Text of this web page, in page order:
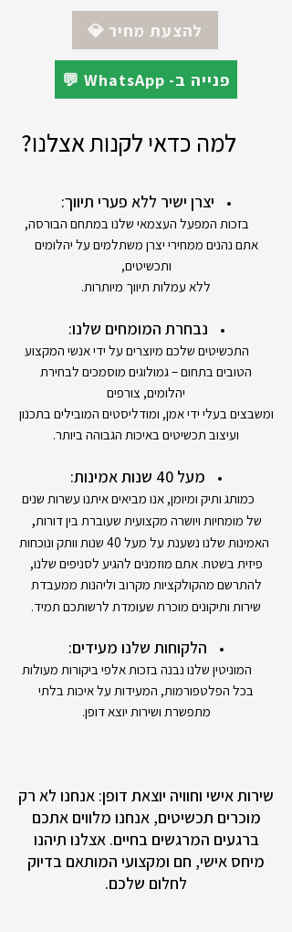
💎 להצעת מחיר
💬 WhatsApp -פנייה ב
למה כדאי לקנות אצלנו?
יצרן ישיר ללא פערי תיווך:
בזכות המפעל העצמאי שלנו במתחם הבורסה,
אתם נהנים ממחירי יצרן משתלמים על יהלומים
ותכשיטים,
ללא עמלות תיווך מיותרות.
נבחרת המומחים שלנו:
התכשיטים שלכם מיוצרים על ידי אנשי המקצוע
הטובים בתחום – גמולוגים מוסמכים לבחירת
יהלומים, צורפים
ומשבצים בעלי ידי אמן, ומודליסטים המובילים בתכנון
ועיצוב תכשיטים באיכות הגבוהה ביותר.
מעל 40 שנות אמינות:
כמותג ותיק ומיומן, אנו מביאים איתנו עשרות שנים
של מומחיות ויושרה מקצועית שעוברת בין דורות,
האמינות שלנו נשענת על מעל 40 שנות וותק ונוכחות
פיזית בשטח. אתם מוזמנים להגיע לסניפים שלנו,
להתרשם מהקולקציות מקרוב וליהנות ממעבדת
שירות ותיקונים מוכרת שעומדת לרשותכם תמיד.
הלקוחות שלנו מעידים:
המוניטין שלנו נבנה בזכות אלפי ביקורות מעולות
בכל הפלטפורמות, המעידות על איכות בלתי
מתפשרת ושירות יוצא דופן.
שירות אישי וחוויה יוצאת דופן: אנחנו לא רק
מוכרים תכשיטים, אנחנו מלווים אתכם
ברגעים המרגשים בחיים. אצלנו תיהנו
מיחס אישי, חם ומקצועי המותאם בדיוק
לחלום שלכם.